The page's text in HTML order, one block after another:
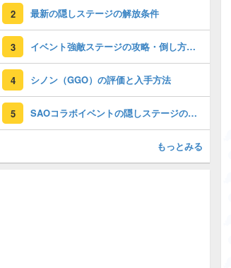
2 最新の隠しステージの解放条件
3 イベント強敵ステージの攻略・倒し方まとめ
4 シノン（GGO）の評価と入手方法
5 SAOコラボイベントの隠しステージの解放条件
もっとみる